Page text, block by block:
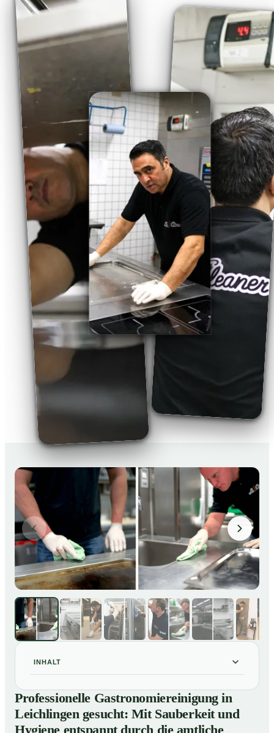
INHALT
01 Professionelle Gastronomiereinigung in Leichlingen
gesucht: Mit Sauberkeit und Hygiene entspannt durch
die amtliche Kontrolle
Professionelle Gastronomiereinigung in
Leichlingen gesucht: Mit Sauberkeit und
Hygiene entspannt durch die amtliche